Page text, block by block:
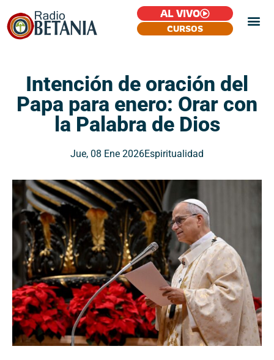
AL VIVO
CURSOS
Intención de oración del
Papa para enero: Orar con
la Palabra de Dios
Jue, 08 Ene 2026Espiritualidad